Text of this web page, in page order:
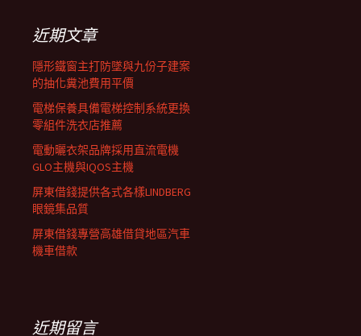
列近期文章
隱形鐵窗主打防墜與九份子建案
的抽化糞池費用平價
電梯保養具備電梯控制系統更換
零組件洗衣店推薦
電動曬衣架品牌採用直流電機
GLO主機與IQOS主機
屏東借錢提供各式各樣LINDBERG
眼鏡集品質
屏東借錢專營高雄借貸地區汽車
機車借款
近期留言